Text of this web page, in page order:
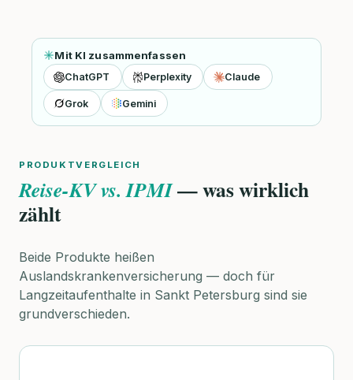
Mit KI zusammenfassen
ChatGPT Perplexity Claude
Grok Gemini
PRODUKTVERGLEICH
Reise-KV vs. IPMI— was wirklich
zählt
Beide Produkte heißen
Auslandskrankenversicherung — doch für
Langzeitaufenthalte in Sankt Petersburg sind sie
grundverschieden.